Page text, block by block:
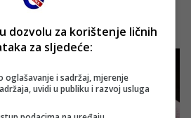
dozvolu za korištenje ličnih
za sljedeće:
oglašavanje i sadržaj, mjerenje
uvidi u publiku i razvoj usluga